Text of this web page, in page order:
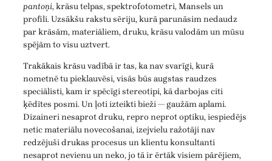
pantoņi, krāsu telpas, spektrofotometri, Mansels un
profili. Uzsākšu rakstu sēriju, kurā parunāsim nedaudz
par krāsām, materiāliem, druku, krāsu valodām un mūsu
spējām to visu uztvert.
Trakākais krāsu vadībā ir tas, ka nav svarīgi, kurā
nometnē tu pieklauvēsi, visās būs augstas raudzes
speciālisti, kam ir spēcīgi stereotipi, kā darbojas citi
ķēdītes posmi. Un ļoti izteikti bieži — gaužām aplami.
Dizaineri nesaprot druku, repro neprot optiku, iespiedējs
netic materiālu novecošanai, izejvielu ražotāji nav
redzējuši drukas procesus un klientu konsultanti
nesaprot nevienu un neko, jo tā ir ērtāk visiem pārējiem,